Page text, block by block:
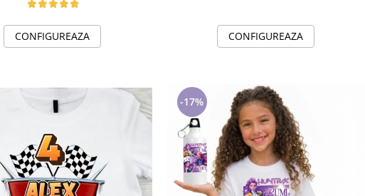
CONFIGUREAZA CONFIGUREAZA
-17%